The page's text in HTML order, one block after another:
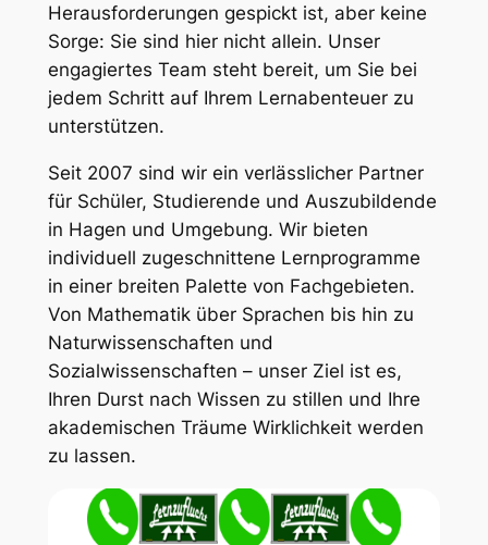
Herausforderungen gespickt ist, aber keine
Sorge: Sie sind hier nicht allein. Unser
engagiertes Team steht bereit, um Sie bei
jedem Schritt auf Ihrem Lernabenteuer zu
unterstützen.
Seit 2007 sind wir ein verlässlicher Partner
für Schüler, Studierende und Auszubildende
in Hagen und Umgebung. Wir bieten
individuell zugeschnittene Lernprogramme
in einer breiten Palette von Fachgebieten.
Von Mathematik über Sprachen bis hin zu
Naturwissenschaften und
Sozialwissenschaften – unser Ziel ist es,
Ihren Durst nach Wissen zu stillen und Ihre
akademischen Träume Wirklichkeit werden
zu lassen.